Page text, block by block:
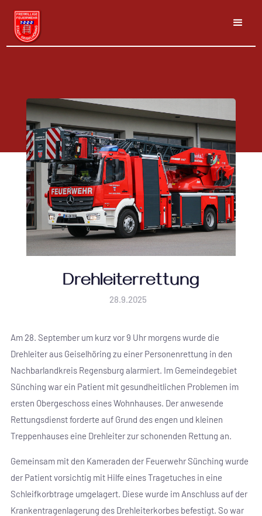
Drehleiterrettung
28.9.2025
Am 28. September um kurz vor 9 Uhr morgens wurde die
Drehleiter aus Geiselhöring zu einer Personenrettung in den
Nachbarlandkreis Regensburg alarmiert. Im Gemeindegebiet
Sünching war ein Patient mit gesundheitlichen Problemen im
ersten Obergeschoss eines Wohnhauses. Der anwesende
Rettungsdienst forderte auf Grund des engen und kleinen
Treppenhauses eine Drehleiter zur schonenden Rettung an.
Gemeinsam mit den Kameraden der Feuerwehr Sünching wurde
der Patient vorsichtig mit Hilfe eines Tragetuches in eine
Schleifkorbtrage umgelagert. Diese wurde im Anschluss auf der
Krankentragenlagerung des Drehleiterkorbes befestigt. So war